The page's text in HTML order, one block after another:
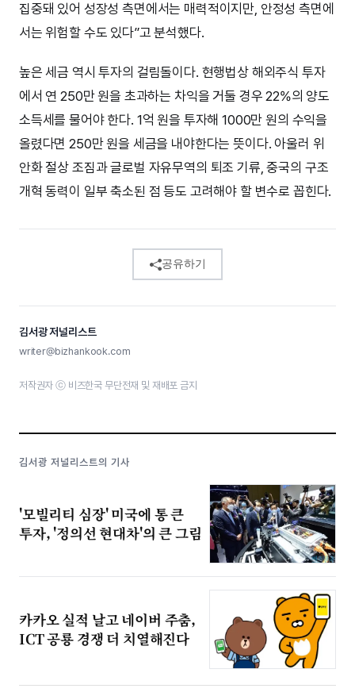
집중돼 있어 성장성 측면에서는 매력적이지만, 안정성 측면에
서는 위험할 수도 있다”고 분석했다.
높은 세금 역시 투자의 걸림돌이다. 현행법상 해외주식 투자
에서 연 250만 원을 초과하는 차익을 거둘 경우 22%의 양도
소득세를 물어야 한다. 1억 원을 투자해 1000만 원의 수익을
올렸다면 250만 원을 세금을 내야한다는 뜻이다. 아울러 위
안화 절상 조짐과 글로벌 자유무역의 퇴조 기류, 중국의 구조
개혁 동력이 일부 축소된 점 등도 고려해야 할 변수로 꼽힌다.
공유하기
김서광 저널리스트
writer@bizhankook.com
저작권자 ⓒ 비즈한국 무단전재 및 재배포 금지
김서광 저널리스트의 기사
'모빌리티 심장' 미국에 통 큰
투자, '정의선 현대차'의 큰 그림
카카오 실적 날고 네이버 주춤,
ICT 공룡 경쟁 더 치열해진다